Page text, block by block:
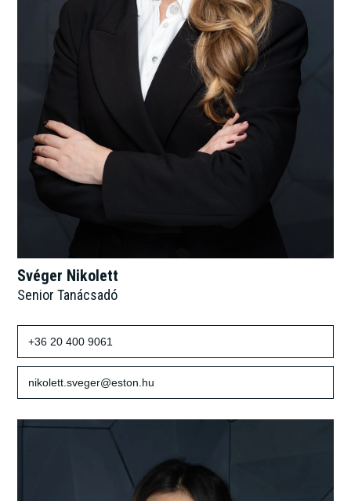
Svéger Nikolett
Senior Tanácsadó
+36 20 400 9061
nikolett.sveger@eston.hu